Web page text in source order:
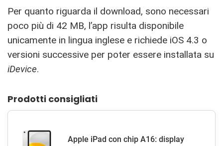
Per quanto riguarda il download, sono necessari
poco più di 42 MB, l’app risulta disponibile
unicamente in lingua inglese e richiede iOS 4.3 o
versioni successive per poter essere installata su
iDevice.
Prodotti consigliati
Apple iPad con chip A16: display